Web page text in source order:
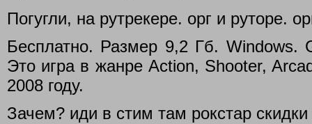
Погугли, на рутрекере. орг и руторе.
Бесплатно. Размер 9,2 Гб.
Это игра в жанре Action, Shooter,
2008 году.
Зачем? иди в стим там рокстар